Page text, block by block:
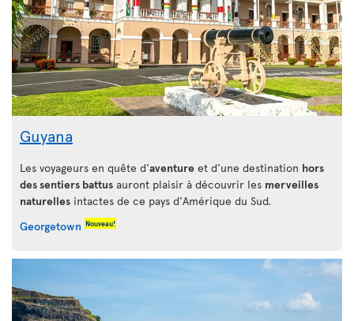
Guyana
Les voyageurs en quête d'aventure et d'une destination hors
des sentiers battus auront plaisir à découvrir les merveilles
naturelles intactes de ce pays d'Amérique du Sud.
Georgetown Nouveau!